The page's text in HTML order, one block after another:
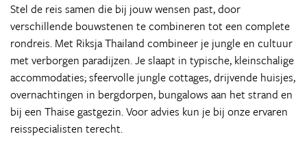
Stel de reis samen die bij jouw wensen past, door
verschillende bouwstenen te combineren tot een complete
rondreis. Met Riksja Thailand combineer je jungle en cultuur
met verborgen paradijzen. Je slaapt in typische, kleinschalige
accommodaties; sfeervolle jungle cottages, drijvende huisjes,
overnachtingen in bergdorpen, bungalows aan het strand en
bij een Thaise gastgezin. Voor advies kun je bij onze ervaren
reisspecialisten terecht.